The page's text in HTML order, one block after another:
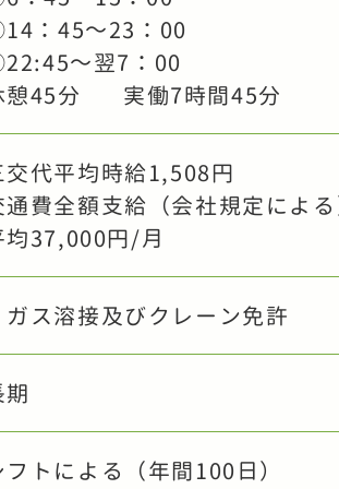
：45～23：00
～翌7：00
憩45分 実働7時間45分
交代平均時給1,508円
通費全額支給（会社規定によ
均37,000円/月
ガス溶接及びクレーン免許
期
フトによる（年間100日）